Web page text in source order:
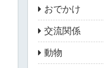
おでかけ
交流関係
動物